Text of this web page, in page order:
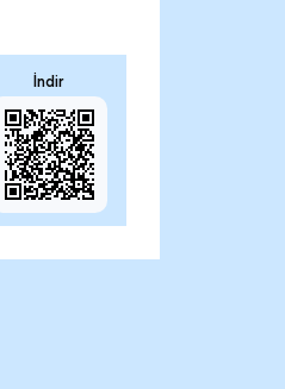
İndir